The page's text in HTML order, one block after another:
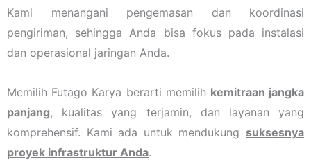
Kami menangani pengemasan dan koordinasi
pengiriman, sehingga Anda bisa fokus pada instalasi
dan operasional jaringan Anda.
Memilih Futago Karya berarti memilih kemitraan jangka
panjang, kualitas yang terjamin, dan layanan yang
komprehensif. Kami ada untuk mendukung suksesnya
proyek infrastruktur Anda.